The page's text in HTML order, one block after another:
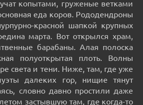
копытами, груженые ветками
еда коров. Рододендроны
красной шапкой крупных
марта. Вот открылся храм,
барабаны. Алая полоска
полуоткрытая плоть. Волны
света и тени. Ниже, там, где уже
далеких гор, нищие тянут
словно давно простили даже
застывшую там, где когда-то